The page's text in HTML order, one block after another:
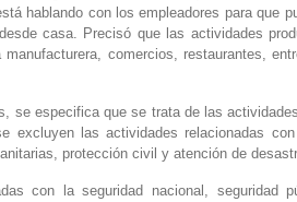
hablando con los empleadores para que
casa. Precisó que las actividades
comercios, restaurantes,
se especifica que se trata de las
excluyen las actividades relacionadas
protección civil y atención de
con la seguridad nacional, seguridad